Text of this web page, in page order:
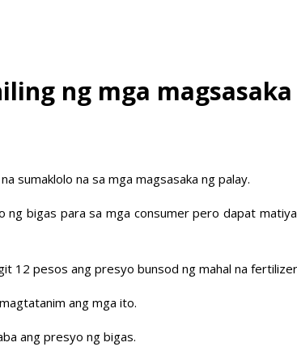
ng mga magsasaka
sumaklolo na sa mga magsasaka ng palay.
bigas para sa mga consumer pero dapat
12 pesos ang presyo bunsod ng mahal na
ang mga ito.
ang presyo ng bigas.